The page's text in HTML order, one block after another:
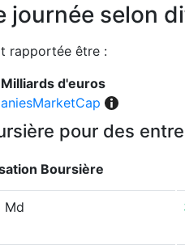
selon
rapportée être :
Milliards d'euros
pour des
Boursière
Md